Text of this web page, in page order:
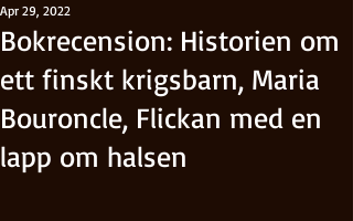
Bokrecension: Historien om
ett finskt krigsbarn, Maria
Bouroncle, Flickan med en
lapp om halsen
Apr 29, 2022